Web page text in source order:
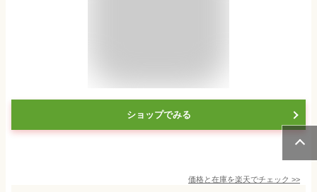
ショップでみる
価格と在庫を楽天でチェック >>